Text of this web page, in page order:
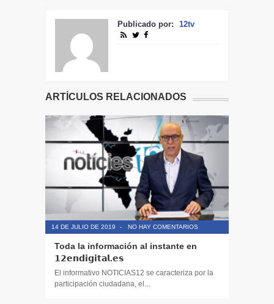
Publicado por: 12tv
ARTÍCULOS RELACIONADOS
14 DE JULIO DE 2019 - NO HAY COMENTARIOS
Toda la información al instante en
𝟭𝟮𝗲𝗻𝗱𝗶𝗴𝗶𝘁𝗮𝗹.𝗲𝘀
El informativo NOTICIAS12 se caracteriza por la
participación ciudadana, el...